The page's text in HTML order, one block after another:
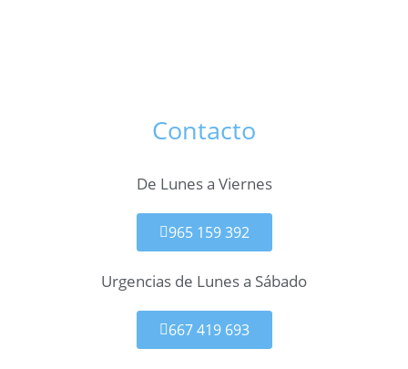
Contacto
De Lunes a Viernes
965 159 392
Urgencias de Lunes a Sábado
667 419 693